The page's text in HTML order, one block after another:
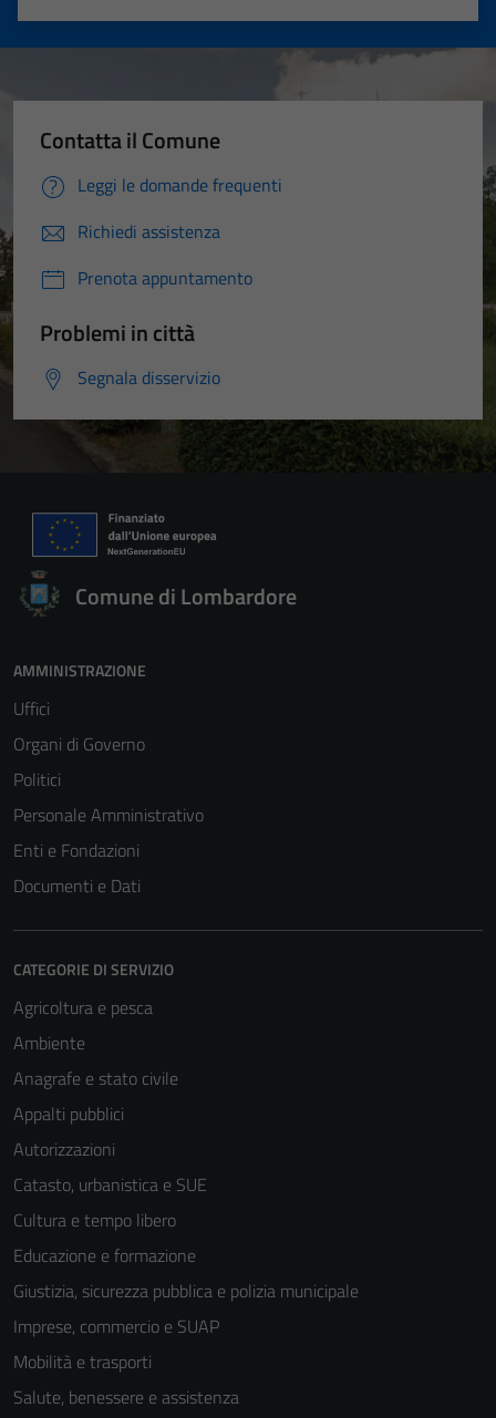
Valuta 5 stelle su 5
Valuta 4 stelle su 5
Valuta 3 stelle su 5
Valuta 2 stelle su 5
Valuta 1 stelle su 5
Contatta il Comune
Leggi le domande frequenti
Richiedi assistenza
Prenota appuntamento
Problemi in città
Segnala disservizio
Comune di Lombardore
AMMINISTRAZIONE
Uffici
Organi di Governo
Politici
Personale Amministrativo
Enti e Fondazioni
Documenti e Dati
CATEGORIE DI SERVIZIO
Agricoltura e pesca
Ambiente
Anagrafe e stato civile
Appalti pubblici
Autorizzazioni
Catasto, urbanistica e SUE
Cultura e tempo libero
Educazione e formazione
Giustizia, sicurezza pubblica e polizia municipale
Imprese, commercio e SUAP
Mobilità e trasporti
Salute, benessere e assistenza